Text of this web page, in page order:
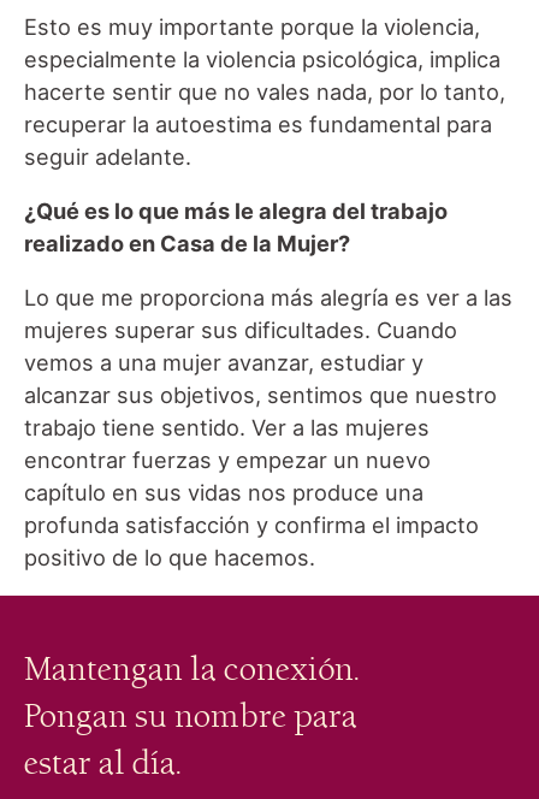
Esto es muy importante porque la violencia,
especialmente la violencia psicológica, implica
hacerte sentir que no vales nada, por lo tanto,
recuperar la autoestima es fundamental para
seguir adelante.
¿Qué es lo que más le alegra del trabajo
realizado en Casa de la Mujer?
Lo que me proporciona más alegría es ver a las
mujeres superar sus dificultades. Cuando
vemos a una mujer avanzar, estudiar y
alcanzar sus objetivos, sentimos que nuestro
trabajo tiene sentido. Ver a las mujeres
encontrar fuerzas y empezar un nuevo
capítulo en sus vidas nos produce una
profunda satisfacción y confirma el impacto
positivo de lo que hacemos.
Mantengan la conexión.
Pongan su nombre para
estar al día.